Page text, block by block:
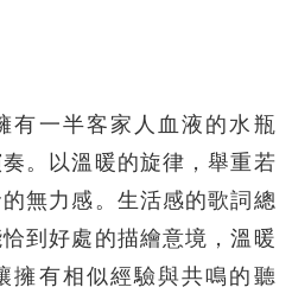
有一半客家人血液的水瓶
。以溫暖的旋律，舉重若
無力感。生活感的歌詞總
到好處的描繪意境，溫暖
擁有相似經驗與共鳴的聽